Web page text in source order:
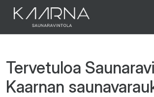
Tervetuloa
Kaarnan